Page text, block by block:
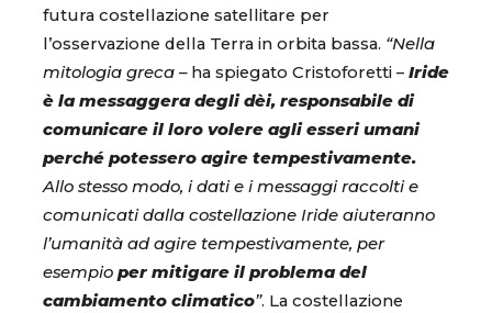
futura costellazione satellitare per
l’osservazione della Terra in orbita bassa. “Nella
mitologia greca – ha spiegato Cristoforetti – Iride
è la messaggera degli dèi, responsabile di
comunicare il loro volere agli esseri umani
perché potessero agire tempestivamente.
Allo stesso modo, i dati e i messaggi raccolti e
comunicati dalla costellazione Iride aiuteranno
l’umanità ad agire tempestivamente, per
esempio per mitigare il problema del
cambiamento climatico”. La costellazione